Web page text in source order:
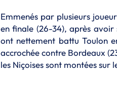
Emmenés par plusieurs
en finale (26-34), après avoir
ont nettement battu Toulon
accrochée contre Bordeaux
les Niçoises sont montées sur